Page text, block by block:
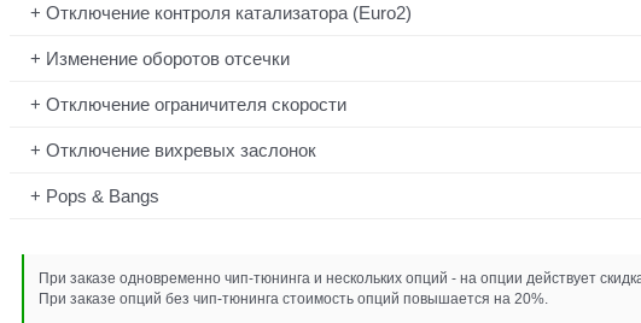
Отключение контроля катализатора (Euro2)
Изменение оборотов отсечки
Отключение ограничителя скорости
Отключение вихревых заслонок
Pops & Bangs
При заказе одновременно чип-тюнинга и нескольких опций - на опции действует
При заказе опций без чип-тюнинга стоимость опций повышается на 20%.